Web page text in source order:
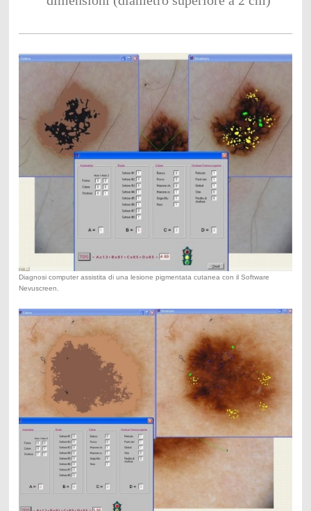
Diagnosi computer assistita di una lesione pigmentata cutanea con il Software
Nevuscreen.